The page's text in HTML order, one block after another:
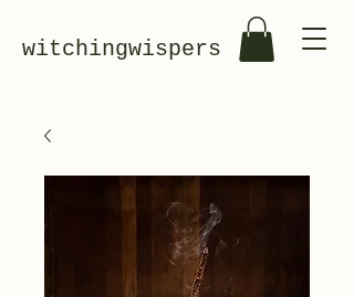
witchingwispers